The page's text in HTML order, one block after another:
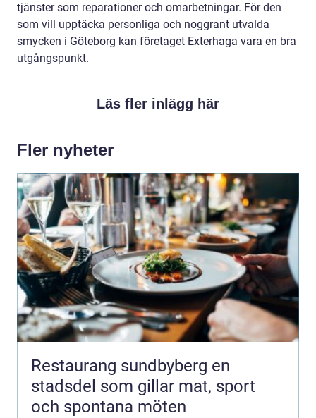
tjänster som reparationer och omarbetningar. För den
som vill upptäcka personliga och noggrant utvalda
smycken i Göteborg kan företaget Exterhaga vara en bra
utgångspunkt.
Läs fler inlägg här
Fler nyheter
Restaurang sundbyberg en
stadsdel som gillar mat, sport
och spontana möten